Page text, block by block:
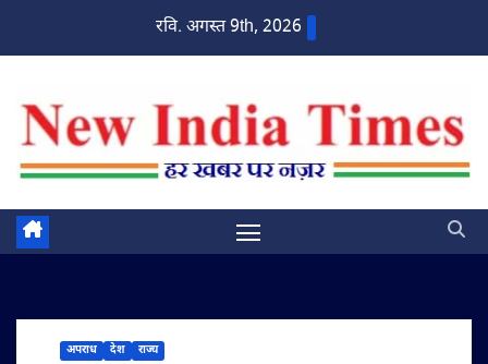
रवि. अगस्त 9th, 2026
अपराध देश राज्य